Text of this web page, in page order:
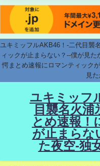
ユキミッフルAKB46！-二代目襲
ィックが止まらない？--僕が見
愕まとめ速報にロマンティック
見
ユキミッフ
目襲名火浦
とめ速報！
が止まらな
た夜空-独